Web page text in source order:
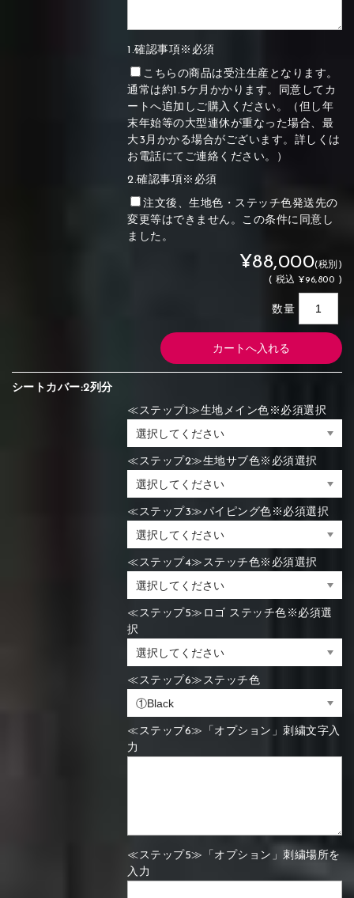
1.確認事項※必須
こちらの商品は受注生産となります。
通常は約1.5ケ月かかります。同意してカ
ートへ追加しご購入ください。（但し年
末年始等の大型連休が重なった場合、最
大3月かかる場合がございます。詳しくは
お電話にてご連絡ください。）
2.確認事項※必須
注文後、生地色・ステッチ色発送先の
変更等はできません。この条件に同意し
ました。
¥88,000(税別)
( 税込 ¥96,800 )
数量
シートカバー:2列分
≪ステップ1≫生地メイン色※必須選択
≪ステップ2≫生地サブ色※必須選択
≪ステップ3≫パイピング色※必須選択
≪ステップ4≫ステッチ色※必須選択
≪ステップ5≫ロゴ ステッチ色※必須選
択
≪ステップ6≫ステッチ色
≪ステップ6≫「オプション」刺繍文字入
力
≪ステップ5≫「オプション」刺繍場所を
入力